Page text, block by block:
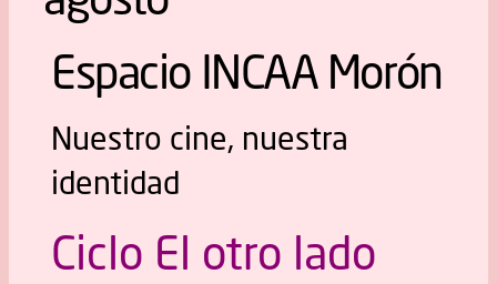
Espacio INCAA Morón
Nuestro cine, nuestra
identidad
Ciclo El otro lado